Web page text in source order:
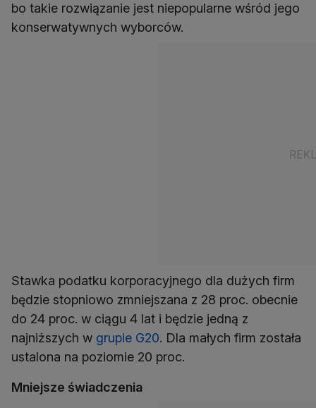
bo takie rozwiązanie jest niepopularne wśród jego
konserwatywnych wyborców.
Stawka podatku korporacyjnego dla dużych firm
będzie stopniowo zmniejszana z 28 proc. obecnie
do 24 proc. w ciągu 4 lat i będzie jedną z
najniższych w grupie G20. Dla małych firm została
ustalona na poziomie 20 proc.
Mniejsze świadczenia